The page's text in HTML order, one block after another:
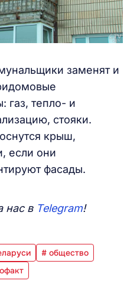
заменят и
газ, тепло- и
стояки.
крыш,
если они
фасады.
нас в Telegram!
# общество